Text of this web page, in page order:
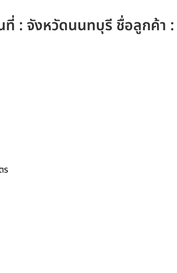
ที่ : จังหวัดนนทบุรี ชื่อลูกค้า :
ร